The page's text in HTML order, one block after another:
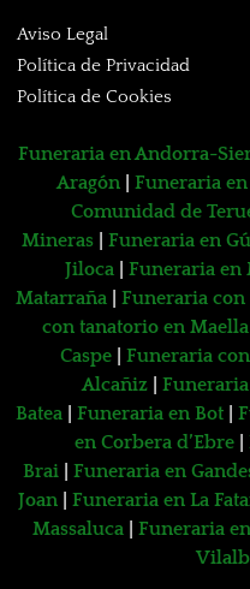
Aviso Legal
Política de Privacidad
Política de Cookies
Funeraria en Andorra-
Aragón
Funeraria
Comunidad de
Mineras| Funeraria en
Jiloca
Funeraria en
Matarraña
Funeraria
con tanatorio en Maella
Caspe
Funeraria
Alcañiz|
Batea
Funeraria en Bot
en Corbera d’Ebre|
Brai
Funeraria en
Joan
Funeraria en La
Massaluca
Funeraria